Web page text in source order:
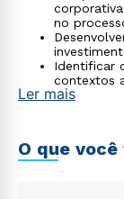
no
Identificar
contextos
Ler mais
O que